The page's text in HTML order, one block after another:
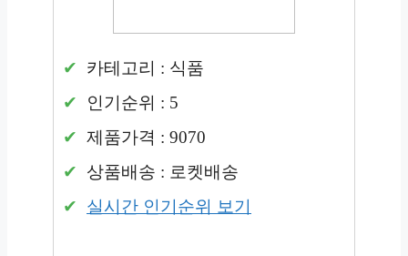
카테고리 : 식품
인기순위 : 5
제품가격 : 9070
상품배송 : 로켓배송
실시간 인기순위 보기